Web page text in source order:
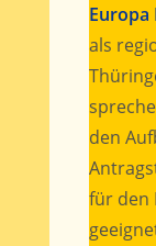
Europa
als
den
für den